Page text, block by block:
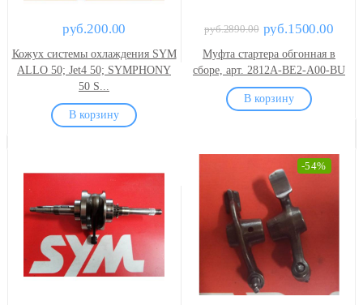
руб.200.00
Кожух системы охлаждения SYM
ALLO 50; Jet4 50; SYMPHONY
50 S...
руб.2890.00 руб.1500.00
Муфта стартера обгонная в
сборе, арт. 2812A-BE2-A00-BU
-54%